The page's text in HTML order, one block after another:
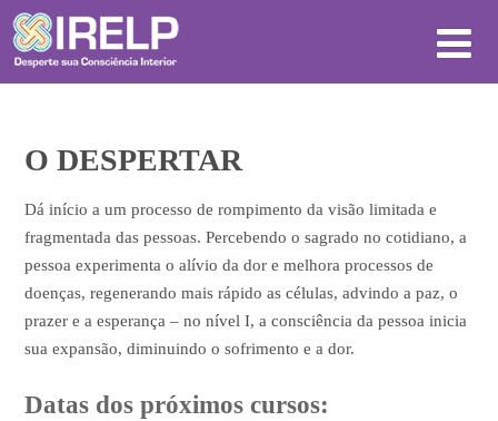
O DESPERTAR
Dá início a um processo de rompimento da visão limitada e
fragmentada das pessoas. Percebendo o sagrado no cotidiano, a
pessoa experimenta o alívio da dor e melhora processos de
doenças, regenerando mais rápido as células, advindo a paz, o
prazer e a esperança – no nível I, a consciência da pessoa inicia
sua expansão, diminuindo o sofrimento e a dor.
Datas dos próximos cursos: